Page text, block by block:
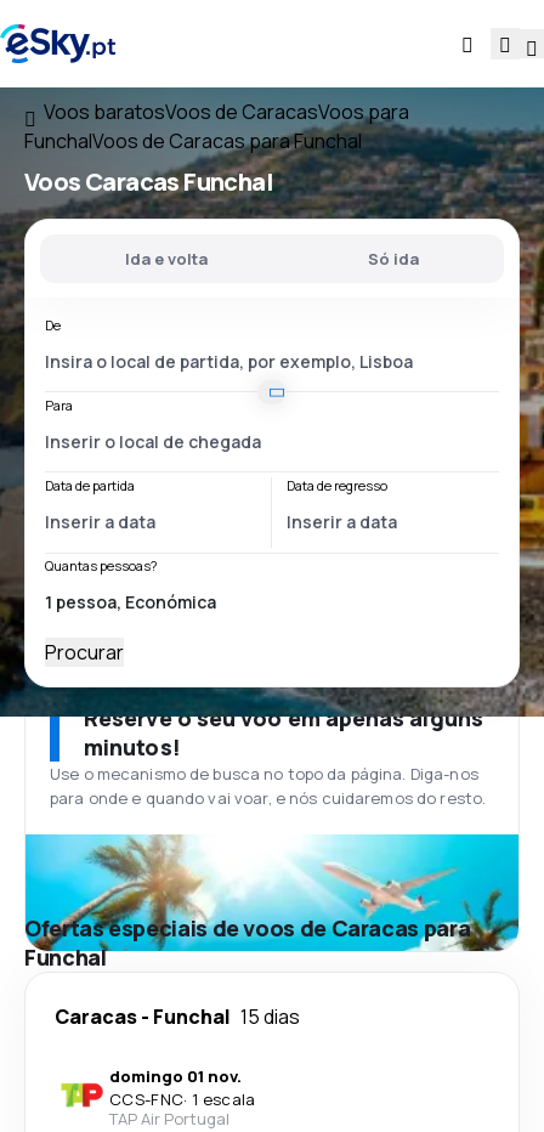
Voos baratosVoos de CaracasVoos para
FunchalVoos de Caracas para Funchal
VoosCaracas Funchal
Ida e volta Só ida
De
Para
Data de partida Data de regresso
Quantas pessoas?
Procurar
Reserve o seu voo em apenas alguns
minutos!
Use o mecanismo de busca no topo da página. Diga-nos
para onde e quando vai voar, e nós cuidaremos do resto.
Ofertas especiais de voos de Caracas para
Funchal
Caracas- Funchal 15 dias
domingo 01 nov.
CCS-FNC· 1 escala
TAP Air Portugal